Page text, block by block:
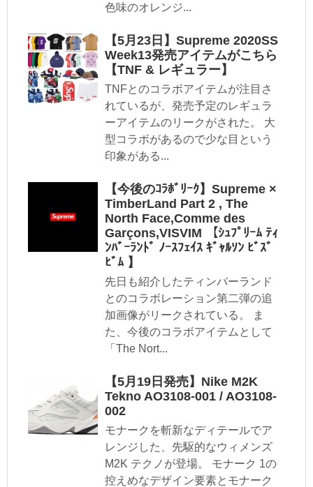
色味のオレンジ...
【5月23日】Supreme 2020SS
Week13発売アイテムがこちら
【TNF & レギュラー】
TNFとのコラボアイテムが注目さ
れているが、発売予定のレギュラ
ーアイテムのリークがされた。 大
型コラボがあるので少な目という
印象がある...
【今後のｺﾗﾎﾞﾘｰｸ】Supreme ×
TimberLand Part 2 , The
North Face,Comme des
Garçons,VISVIM 【ｼｭﾌﾟﾘｰﾑ ﾃｨ
ﾝﾊﾞｰﾗﾝﾄﾞ ﾉｰｽﾌｪｲｽ ｷﾞｬﾙｿﾝ ﾋﾞｽﾞ
ﾋﾞﾑ 】
先日も紹介したティンバーランド
とのコラボレーション第二弾の追
加画像がリークされている。 ま
た、今後のコラボアイテムとして
「The Nort...
【5月19日発売】Nike M2K
Tekno AO3108-001 / AO3108-
002
モナークを斬新なディテールでア
レンジした、先駆的なウィメンズ
M2K テクノが登場。 モナーク 1の
控えめなデザイン要素とモナーク